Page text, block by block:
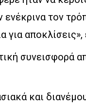
τον
αποκλίσεις»,
συνεισφορά
και